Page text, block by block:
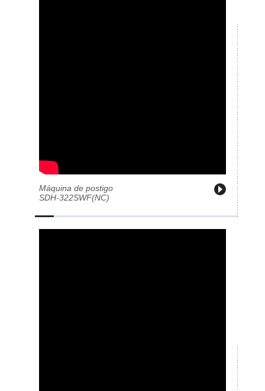
Máquina de postigo
SDH-322SWF(NC)